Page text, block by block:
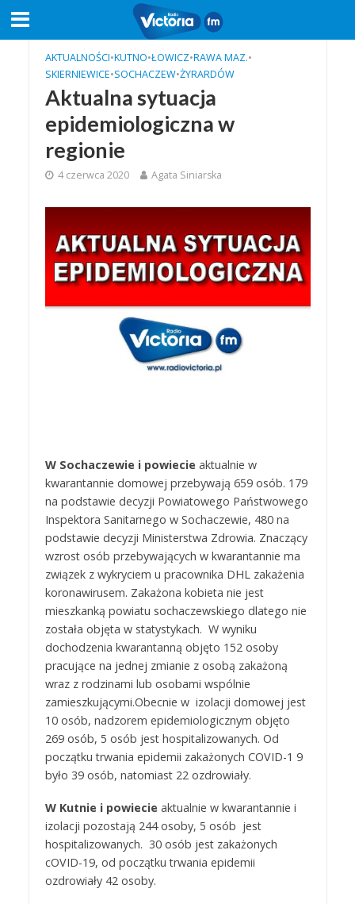
AKTUALNOŚCI•KUTNO•ŁOWICZ•RAWA MAZ.•
SKIERNIEWICE•SOCHACZEW•ŻYRARDÓW
Aktualna sytuacja
epidemiologiczna w
regionie
4 czerwca 2020 Agata Siniarska
W Sochaczewie i powiecie aktualnie w
kwarantannie domowej przebywają 659 osób. 179
na podstawie decyzji Powiatowego Państwowego
Inspektora Sanitarnego w Sochaczewie, 480 na
podstawie decyzji Ministerstwa Zdrowia. Znaczący
wzrost osób przebywających w kwarantannie ma
związek z wykryciem u pracownika DHL zakażenia
koronawirusem. Zakażona kobieta nie jest
mieszkanką powiatu sochaczewskiego dlatego nie
została objęta w statystykach. W wyniku
dochodzenia kwarantanną objęto 152 osoby
pracujące na jednej zmianie z osobą zakażoną
wraz z rodzinami lub osobami wspólnie
zamieszkującymi.Obecnie w izolacji domowej jest
10 osób, nadzorem epidemiologicznym objęto
269 osób, 5 osób jest hospitalizowanych. Od
początku trwania epidemii zakażonych COVID-1 9
było 39 osób, natomiast 22 ozdrowiały.
W Kutnie i powiecie aktualnie w kwarantannie i
izolacji pozostają 244 osoby, 5 osób jest
hospitalizowanych. 30 osób jest zakażonych
cOVID-19, od początku trwania epidemii
ozdrowiały 42 osoby.